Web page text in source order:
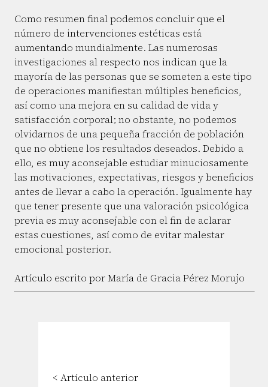
Como resumen final podemos concluir que el
número de intervenciones estéticas está
aumentando mundialmente. Las numerosas
investigaciones al respecto nos indican que la
mayoría de las personas que se someten a este tipo
de operaciones manifiestan múltiples beneficios,
así como una mejora en su calidad de vida y
satisfacción corporal; no obstante, no podemos
olvidarnos de una pequeña fracción de población
que no obtiene los resultados deseados. Debido a
ello, es muy aconsejable estudiar minuciosamente
las motivaciones, expectativas, riesgos y beneficios
antes de llevar a cabo la operación. Igualmente hay
que tener presente que una valoración psicológica
previa es muy aconsejable con el fin de aclarar
estas cuestiones, así como de evitar malestar
emocional posterior.
Artículo escrito por María de Gracia Pérez Morujo
< Artículo anterior